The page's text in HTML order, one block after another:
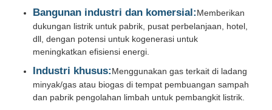
Set Generator CNG
Aksesoris Generator
Bangunan industri dan komersial:Memberikan
dukungan listrik untuk pabrik, pusat perbelanjaan, hotel,
dll, dengan potensi untuk kogenerasi untuk
meningkatkan efisiensi energi.
Industri khusus:Menggunakan gas terkait di ladang
minyak/gas atau biogas di tempat pembuangan sampah
dan pabrik pengolahan limbah untuk pembangkit listrik.